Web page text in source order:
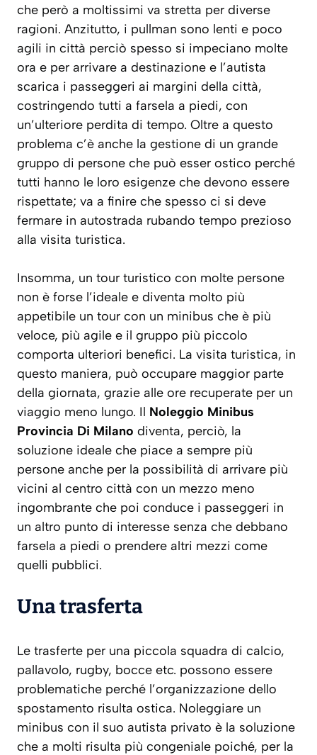
che però a moltissimi va stretta per diverse
ragioni. Anzitutto, i pullman sono lenti e poco
agili in città perciò spesso si impeciano molte
ora e per arrivare a destinazione e l’autista
scarica i passeggeri ai margini della città,
costringendo tutti a farsela a piedi, con
un’ulteriore perdita di tempo. Oltre a questo
problema c’è anche la gestione di un grande
gruppo di persone che può esser ostico perché
tutti hanno le loro esigenze che devono essere
rispettate; va a finire che spesso ci si deve
fermare in autostrada rubando tempo prezioso
alla visita turistica.
Insomma, un tour turistico con molte persone
non è forse l’ideale e diventa molto più
appetibile un tour con un minibus che è più
veloce, più agile e il gruppo più piccolo
comporta ulteriori benefici. La visita turistica, in
questo maniera, può occupare maggior parte
della giornata, grazie alle ore recuperate per un
viaggio meno lungo. Il Noleggio Minibus
Provincia Di Milano diventa, perciò, la
soluzione ideale che piace a sempre più
persone anche per la possibilità di arrivare più
vicini al centro città con un mezzo meno
ingombrante che poi conduce i passeggeri in
un altro punto di interesse senza che debbano
farsela a piedi o prendere altri mezzi come
quelli pubblici.
Una trasferta
Le trasferte per una piccola squadra di calcio,
pallavolo, rugby, bocce etc. possono essere
problematiche perché l’organizzazione dello
spostamento risulta ostica. Noleggiare un
minibus con il suo autista privato è la soluzione
che a molti risulta più congeniale poiché, per la